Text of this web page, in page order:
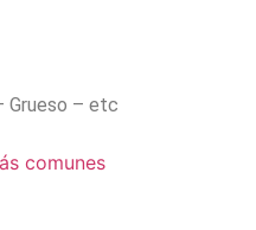
Grueso – etc
comunes